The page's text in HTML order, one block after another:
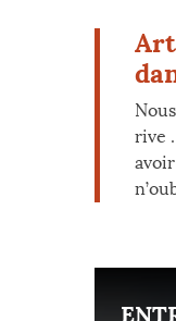
rive